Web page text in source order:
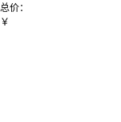
总价：
￥